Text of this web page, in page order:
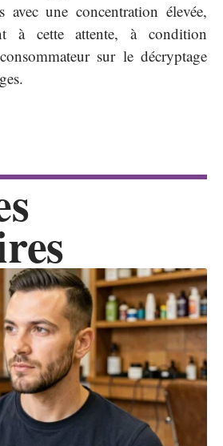
avec une concentration élevée,
à cette attente, à condition
sur le décryptage